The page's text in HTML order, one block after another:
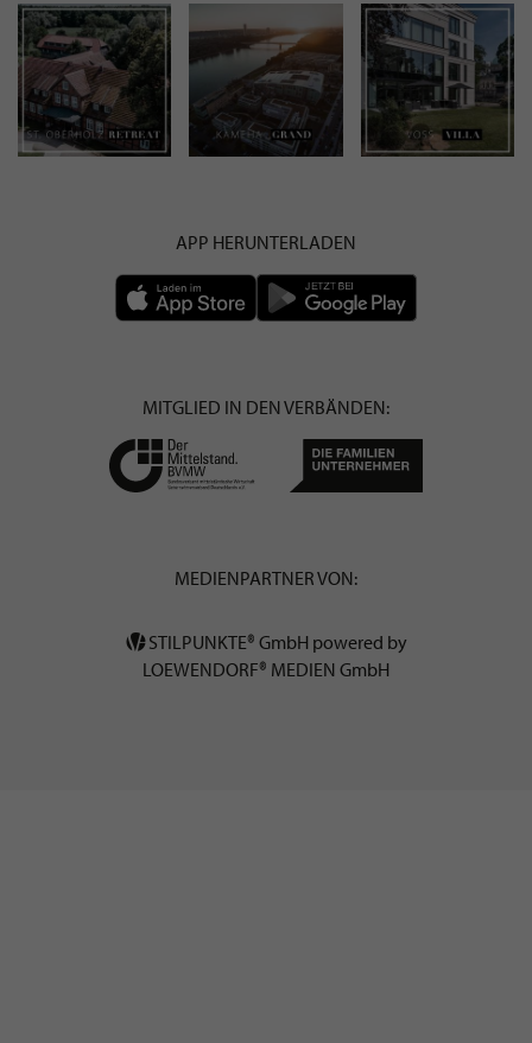
APP HERUNTERLADEN
MITGLIED IN DEN VERBÄNDEN:
MEDIENPARTNER VON:
STILPUNKTE® GmbH powered by
LOEWENDORF® MEDIEN GmbH